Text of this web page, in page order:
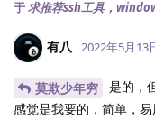
于求推荐ssh工具，
有八 2022年5月13
莫欺少年穷
是的，
感觉是我要的，简单，